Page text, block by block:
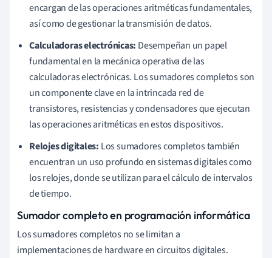
encargan de las operaciones aritméticas fundamentales,
así como de gestionar la transmisión de datos.
Calculadoras electrónicas: Desempeñan un papel
fundamental en la mecánica operativa de las
calculadoras electrónicas. Los sumadores completos son
un componente clave en la intrincada red de
transistores, resistencias y condensadores que ejecutan
las operaciones aritméticas en estos dispositivos.
Relojes digitales: Los sumadores completos también
encuentran un uso profundo en sistemas digitales como
los relojes, donde se utilizan para el cálculo de intervalos
de tiempo.
Sumador completo en programación informática
Los sumadores completos no se limitan a
implementaciones de hardware en circuitos digitales.